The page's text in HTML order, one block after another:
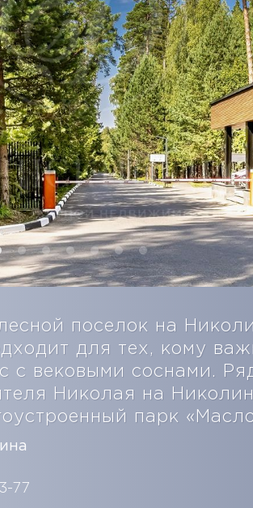
поселок на
для тех, кому
с вековыми соснами.
Николая на
парк
77